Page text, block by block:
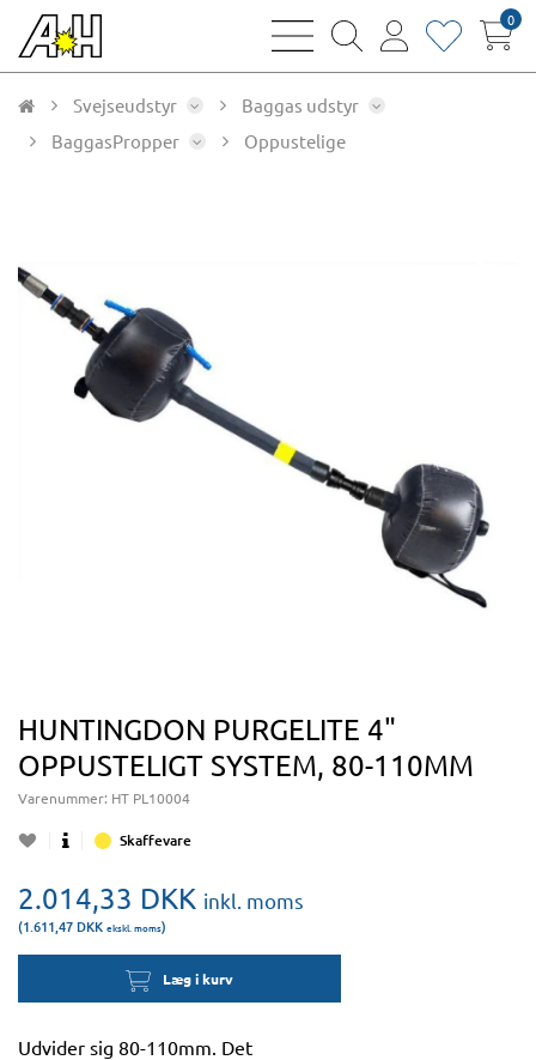
bars
magnifying
user
heart0
Svejseudstyr
Baggas udstyr
BaggasPropper
Oppustelige
HUNTINGDON PURGELITE 4"
OPPUSTELIGT SYSTEM, 80-110MM
Varenummer: HT PL10004
Skaffevare
2.014,33 DKK inkl. moms
(1.611,47 DKK ekskl. moms)
Læg i kurv
Udvider sig 80-110mm. Det